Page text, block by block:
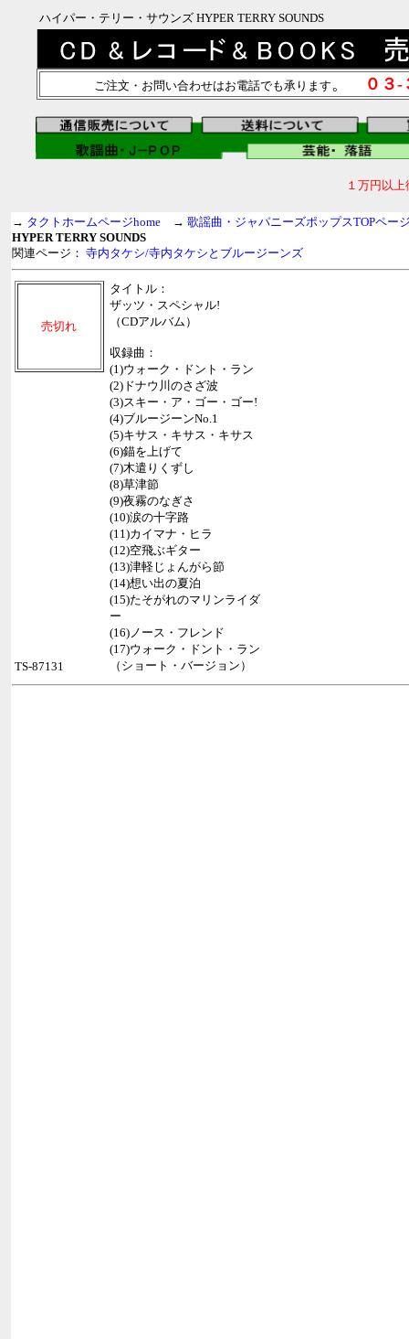
ハイパー・テリー・サウンズ HYPER TERRY SOUNDS
ご注文・お問い合わせはお電話でも承ります。 ０３
１万円以
→ タクトホームページhome → 歌謡曲・ジャパニーズポップスTOPペー
HYPER TERRY SOUNDS
関連ページ： 寺内タケシ/寺内タケシとブルージーンズ
売切れ
タイトル：
ザッツ・スペシャル!
（CDアルバム）
収録曲：
(1)ウォーク・ドント・ラン
(2)ドナウ川のさざ波
(3)スキー・ア・ゴー・ゴー!
(4)ブルージーンNo.1
(5)キサス・キサス・キサス
(6)錨を上げて
(7)木遣りくずし
(8)草津節
(9)夜霧のなぎさ
(10)涙の十字路
(11)カイマナ・ヒラ
(12)空飛ぶギター
(13)津軽じょんがら節
(14)想い出の夏泊
(15)たそがれのマリンライダ
ー
(16)ノース・フレンド
(17)ウォーク・ドント・ラン
（ショート・バージョン）
TS-87131